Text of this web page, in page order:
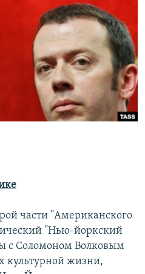
части ''Американского
''Нью-йоркский
с Соломоном Волковым
культурной жизни,